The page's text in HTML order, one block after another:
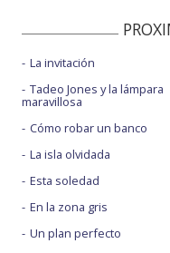
La invitación
Tadeo Jones y la lámpara
maravillosa
Cómo robar un banco
La isla olvidada
Esta soledad
En la zona gris
Un plan perfecto